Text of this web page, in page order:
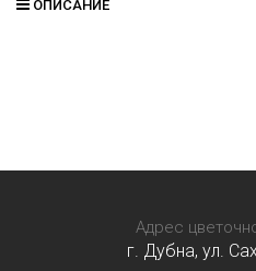
ОПИСАНИЕ
Адрес
г. Дубна, ул.